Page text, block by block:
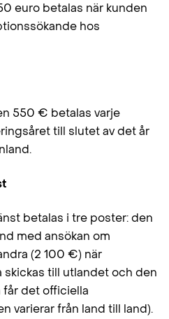
euro betalas när kunden
hos
550 € betalas varje
till slutet av det år
betalas i tre poster: den
med ansökan om
(2 100 €) när
till utlandet och den
det officiella
varierar från land till land).